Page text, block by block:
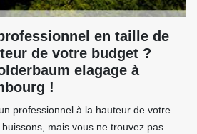
en taille de
de votre budget ?
elagage à
!
professionnel à la hauteur de votre
mais vous ne trouvez pas.